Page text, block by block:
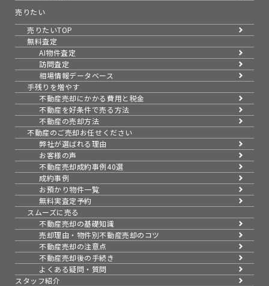
売りたい
売りたいTOP
無料査定
AI物件査定
訪問査定
相場情報データベース
手残りを増やす
不動産売却にかかる費用と税金
不動産を好条件で売る方法
不動産の売却方法
不動産のご売却お任せください
弊社が選ばれる理由
お客様の声
不動産売却成約事例40選
成約事例
お預かり物件一覧
無料実査定予約
スムーズに売る
不動産売却の基礎知識
売却理由・物件別不動産売却のコツ
不動産売却の注意点
不動産売却後の手続き
よくある疑問・質問
スタッフ紹介